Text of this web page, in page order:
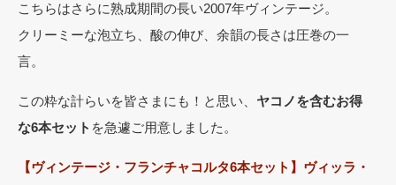
こちらはさらに熟成期間の長い2007年ヴィンテージ。
クリーミーな泡立ち、酸の伸び、余韻の長さは圧巻の一
言。
この粋な計らいを皆さまにも！と思い、 ヤコノを含むお得
な6本セット を急遽ご用意しました。
【ヴィンテージ・フランチャコルタ6本セット】ヴィッラ・